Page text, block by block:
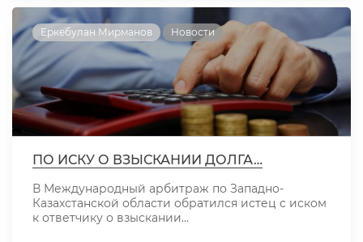
Еркебулан Мирманов Новости
ПО ИСКУ О ВЗЫСКАНИИ ДОЛГА…
В Международный арбитраж по Западно-
Казахстанской области обратился истец с иском
к ответчику о взыскании...